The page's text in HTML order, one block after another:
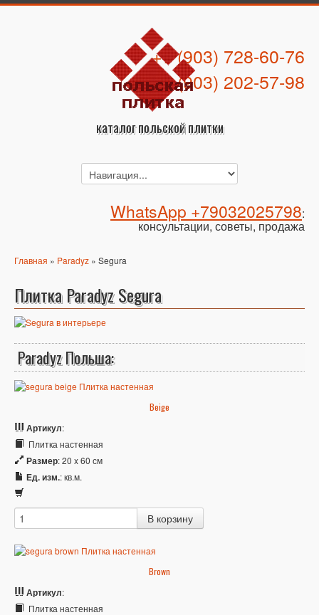
каталог польской плитки
+7 (903) 728-60-76
+7 (903) 202-57-98
WhatsApp +79032025798:
консультации, советы, продажа
Главная » Paradyz » Segura
Плитка Paradyz Segura
Paradyz Польша:
Beige
Артикул:
Плитка настенная
Размер: 20 x 60 см
Ед. изм.: кв.м.
Brown
Артикул:
Плитка настенная